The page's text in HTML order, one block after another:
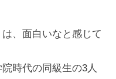
、面白いなと感じて
時代の同級生の3人